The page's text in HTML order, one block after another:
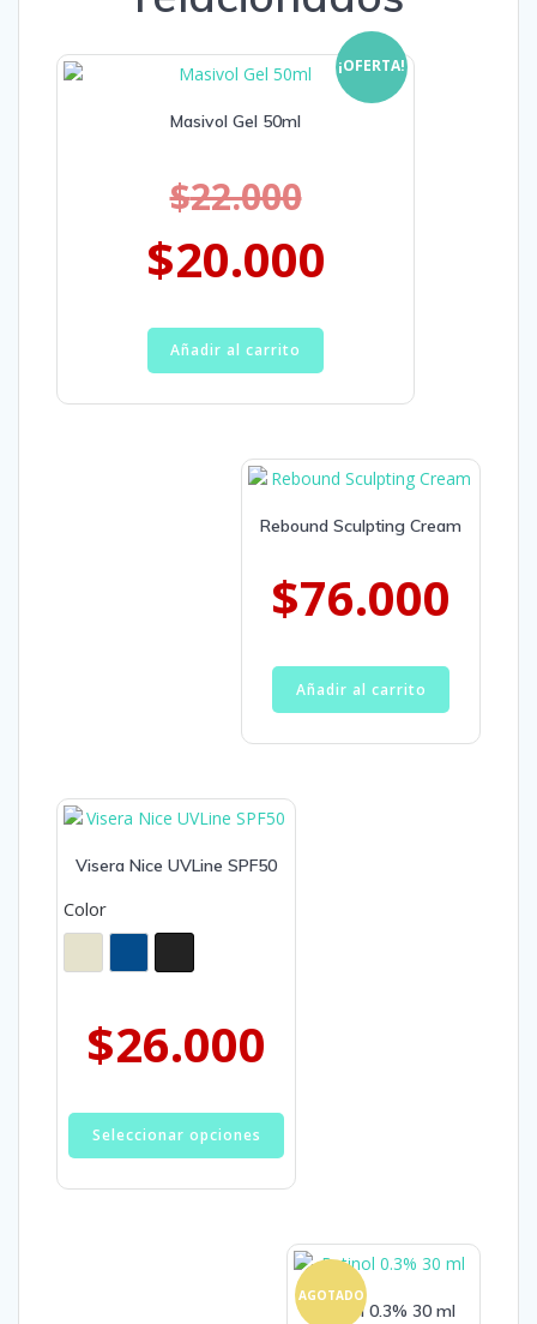
¡OFERTA!
Masivol Gel 50ml
$22.000
$20.000
Añadir al carrito
Rebound Sculpting Cream
$76.000
Añadir al carrito
Visera Nice UVLine SPF50
Color
$26.000
Seleccionar opciones
AGOTADO
Retinol 0.3% 30 ml